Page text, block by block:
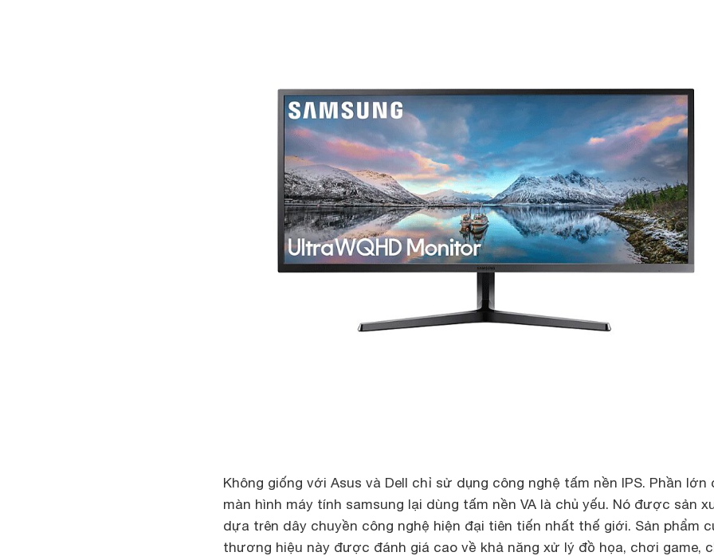
Không giống với Asus và Dell chỉ sử dụng công nghệ tấm nền IPS. Phần lớn
màn hình máy tính samsung lại dùng tấm nền VA là chủ yếu. Nó được sản
dựa trên dây chuyền công nghệ hiện đại tiên tiến nhất thế giới. Sản phẩm
thương hiệu này được đánh giá cao về khả năng xử lý đồ họa, chơi game,